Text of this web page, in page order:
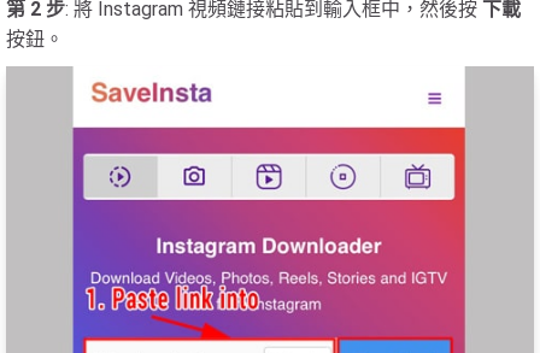
第 2 步: 將 Instagram 視頻鏈接粘貼到輸入框中，然後按 下載
按鈕。